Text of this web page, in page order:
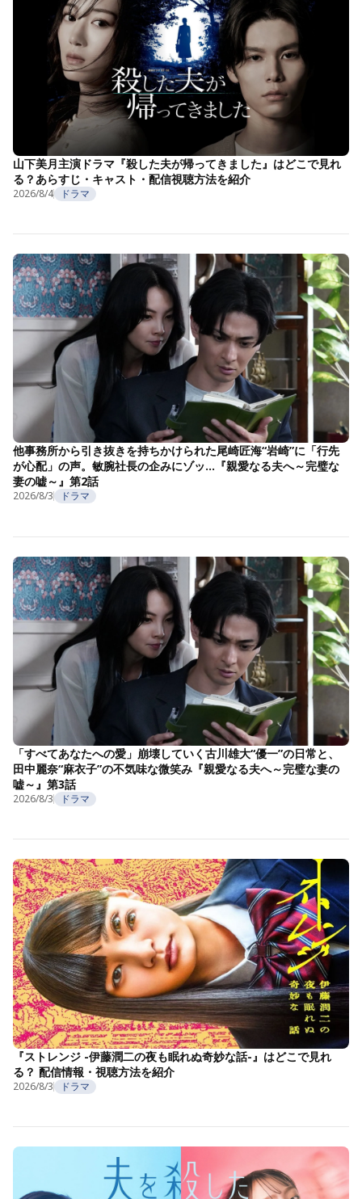
山下美月主演ドラマ『殺した夫が帰ってきました』はどこで見れ
る？あらすじ・キャスト・配信視聴方法を紹介
2026/8/4 ドラマ
他事務所から引き抜きを持ちかけられた尾崎匠海“岩崎”に「行先
が心配」の声。敏腕社長の企みにゾッ…『親愛なる夫へ～完璧な
妻の嘘～』第2話
2026/8/3 ドラマ
「すべてあなたへの愛」崩壊していく古川雄大“優一”の日常と、
田中麗奈“麻衣子”の不気味な微笑み『親愛なる夫へ～完璧な妻の
嘘～』第3話
2026/8/3 ドラマ
『ストレンジ -伊藤潤二の夜も眠れぬ奇妙な話-』はどこで見れ
る？ 配信情報・視聴方法を紹介
2026/8/3 ドラマ